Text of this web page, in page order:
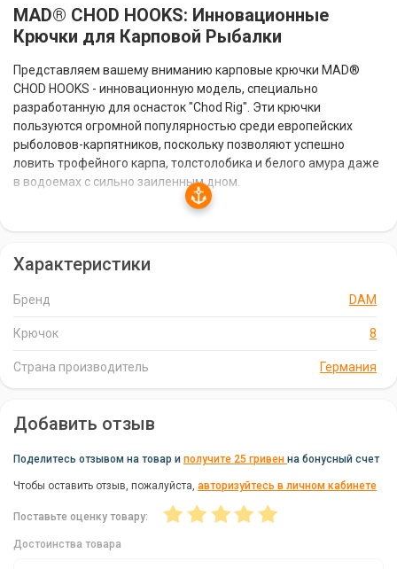
MAD® CHOD HOOKS: Инновационные
Крючки для Карповой Рыбалки
Представляем вашему вниманию карповые крючки MAD®
CHOD HOOKS - инновационную модель, специально
разработанную для оснасток "Chod Rig". Эти крючки
пользуются огромной популярностью среди европейских
рыболовов-карпятников, поскольку позволяют успешно
ловить трофейного карпа, толстолобика и белого амура даже
в водоемах с сильно заиленным дном.
Особенности Крючков MAD® CHOD HOOKS
Ушко крючка слегка выгнуто наружу, что характерно для
Доступны в размерах: 2, 4, 6, 8; каждый размер упакован по
10 штук.
Преимущества Крючков MAD® CHOD HOOKS
заиленных водоемах.
Прочная и надежная конструкция.
Острые и долговечные жала.
Характеристики
Бренд DAM
Крючок 8
Страна производитель Германия
Добавить отзыв
Поделитесь отзывом на товар и получите 25 гривен на бонусный счет
Чтобы оставить отзыв, пожалуйста, авторизуйтесь в личном кабинете
Поставьте оценку товару:
Достоинства товара